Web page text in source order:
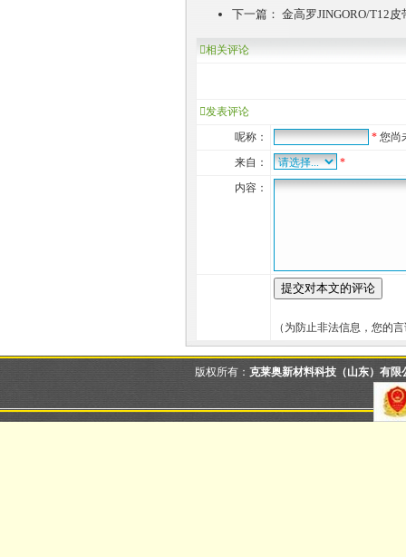
下一篇： 金高罗JINGORO/T12皮
相关评论
发表评论
呢称：
*您尚
来自：
*
内容：
（为防止非法信息，您的
版权所有：克莱奥新材料科技（山东）有限